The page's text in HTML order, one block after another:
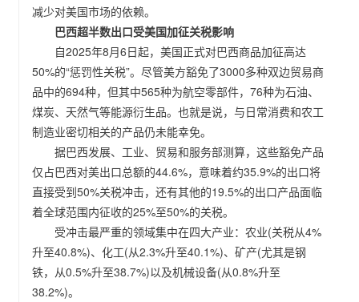
减少对美国市场的依赖。
巴西超半数出口受美国加征关税影响
自2025年8月6日起，美国正式对巴西商品加征高达
50%的“惩罚性关税”。尽管美方豁免了3000多种双边贸易商
品中的694种，但其中565种为航空零部件，76种为石油、
煤炭、天然气等能源衍生品。也就是说，与日常消费和农工
制造业密切相关的产品仍未能幸免。
据巴西发展、工业、贸易和服务部测算，这些豁免产品
仅占巴西对美出口总额的44.6%，意味着约35.9%的出口将
直接受到50%关税冲击，还有其他的19.5%的出口产品面临
着全球范围内征收的25%至50%的关税。
受冲击最严重的领域集中在四大产业：农业(关税从4%
升至40.8%)、化工(从2.3%升至40.1%)、矿产(尤其是钢
铁，从0.5%升至38.7%)以及机械设备(从0.8%升至
38.2%)。